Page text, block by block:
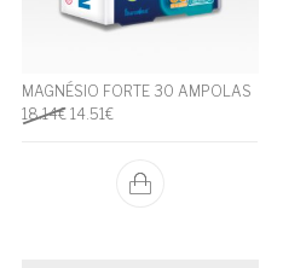
MAGNÉSIO FORTE 30 AMPOLAS
18.14€ O preço original era: 18.14€.
14.51€O preço atual é: 14.51€.